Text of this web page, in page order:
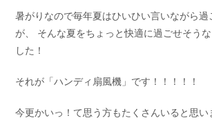
暑がりなので毎年夏はひいひい言いながら過
が、 そんな夏をちょっと快適に過ごせそう
した！
それが「ハンディ扇風機」です！！！！！
今更かいっ！て思う方もたくさんいると思い